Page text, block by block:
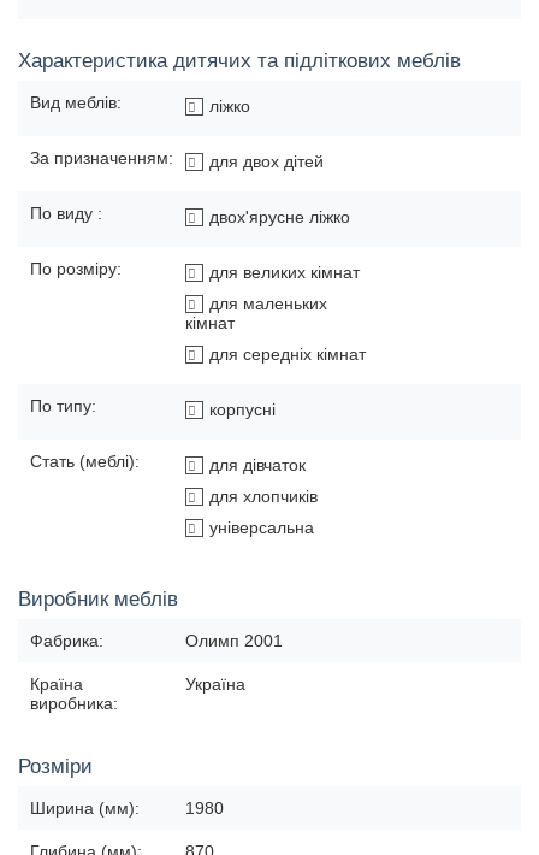
Характеристика дитячих та підліткових меблів
Вид меблів: ліжко
За призначенням: для двох дітей
По виду : двох'ярусне ліжко
По розміру:
для великих кімнат
для маленьких
кімнат
для середніх кімнат
По типу: корпусні
Стать (меблі):
для дівчаток
для хлопчиків
універсальна
Виробник меблів
Фабрика: Олимп 2001
Країна
виробника:
Україна
Розміри
Ширина (мм): 1980